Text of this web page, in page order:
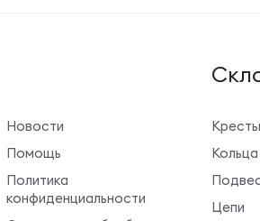
Новости
Помощь
Политика
конфиденциальности
Кресты
Кольца
Цепи